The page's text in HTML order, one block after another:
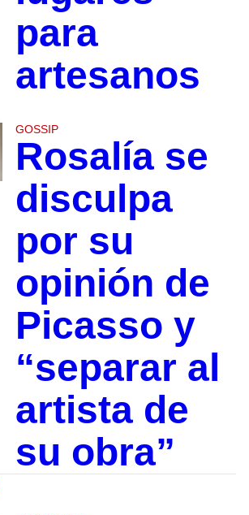
para
artesanos
GOSSIP
Rosalía se
disculpa
por su
opinión de
Picasso y
“separar al
artista de
su obra”